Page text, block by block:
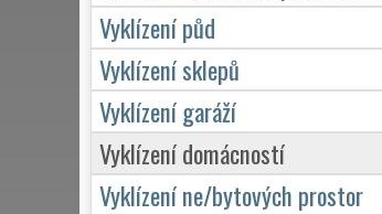
Vyklízení půd
Vyklízení sklepů
Vyklízení garáží
Vyklízení domácností
Vyklízení ne/bytových prostor